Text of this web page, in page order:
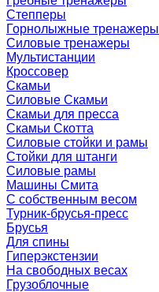
Степперы
Горнолыжные тренажеры
Силовые тренажеры
Мультистанции
Кроссовер
Скамьи
Силовые Скамьи
Скамьи для пресса
Скамьи Скотта
Силовые стойки и рамы
Стойки для штанги
Силовые рамы
Машины Смита
C собственным весом
Турник-брусья-пресс
Брусья
Для спины
Гиперэкстензии
На свободных весах
Грузоблочные